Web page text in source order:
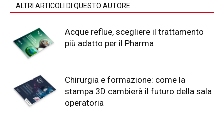
ALTRI ARTICOLI DI QUESTO AUTORE
Acque reflue, scegliere il trattamento
più adatto per il Pharma
Chirurgia e formazione: come la
stampa 3D cambierà il futuro della sala
operatoria